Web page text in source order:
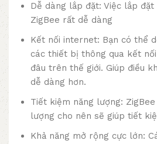
Dễ dàng lắp đặt: Việc lắp
ZigBee rất dễ dàng
Kết nối internet: Bạn có thể
các thiết bị thông qua kết
đâu trên thế giới. Giúp điều
dễ dàng hơn.
Tiết kiệm năng lượng:
lượng cho nên sẽ giúp tiết
Khả năng mở rộng cực lớn: